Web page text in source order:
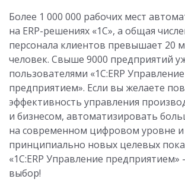
Более 1 000 000 рабочих мест
на ERP-решениях «1С», а общая
персонала клиентов превышает 20
человек. Свыше 9000 предприятий
пользователями «1С:ERP Управление
предприятием». Если вы желаете
эффективность управления
и бизнесом, автоматизировать
на современном цифровом уровне и
принципиально новых целевых
«1С:ERP Управление
выбор!